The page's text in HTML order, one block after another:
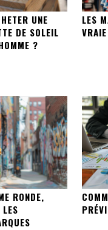
UNE
DE SOLEIL
?
LES
RONDE,